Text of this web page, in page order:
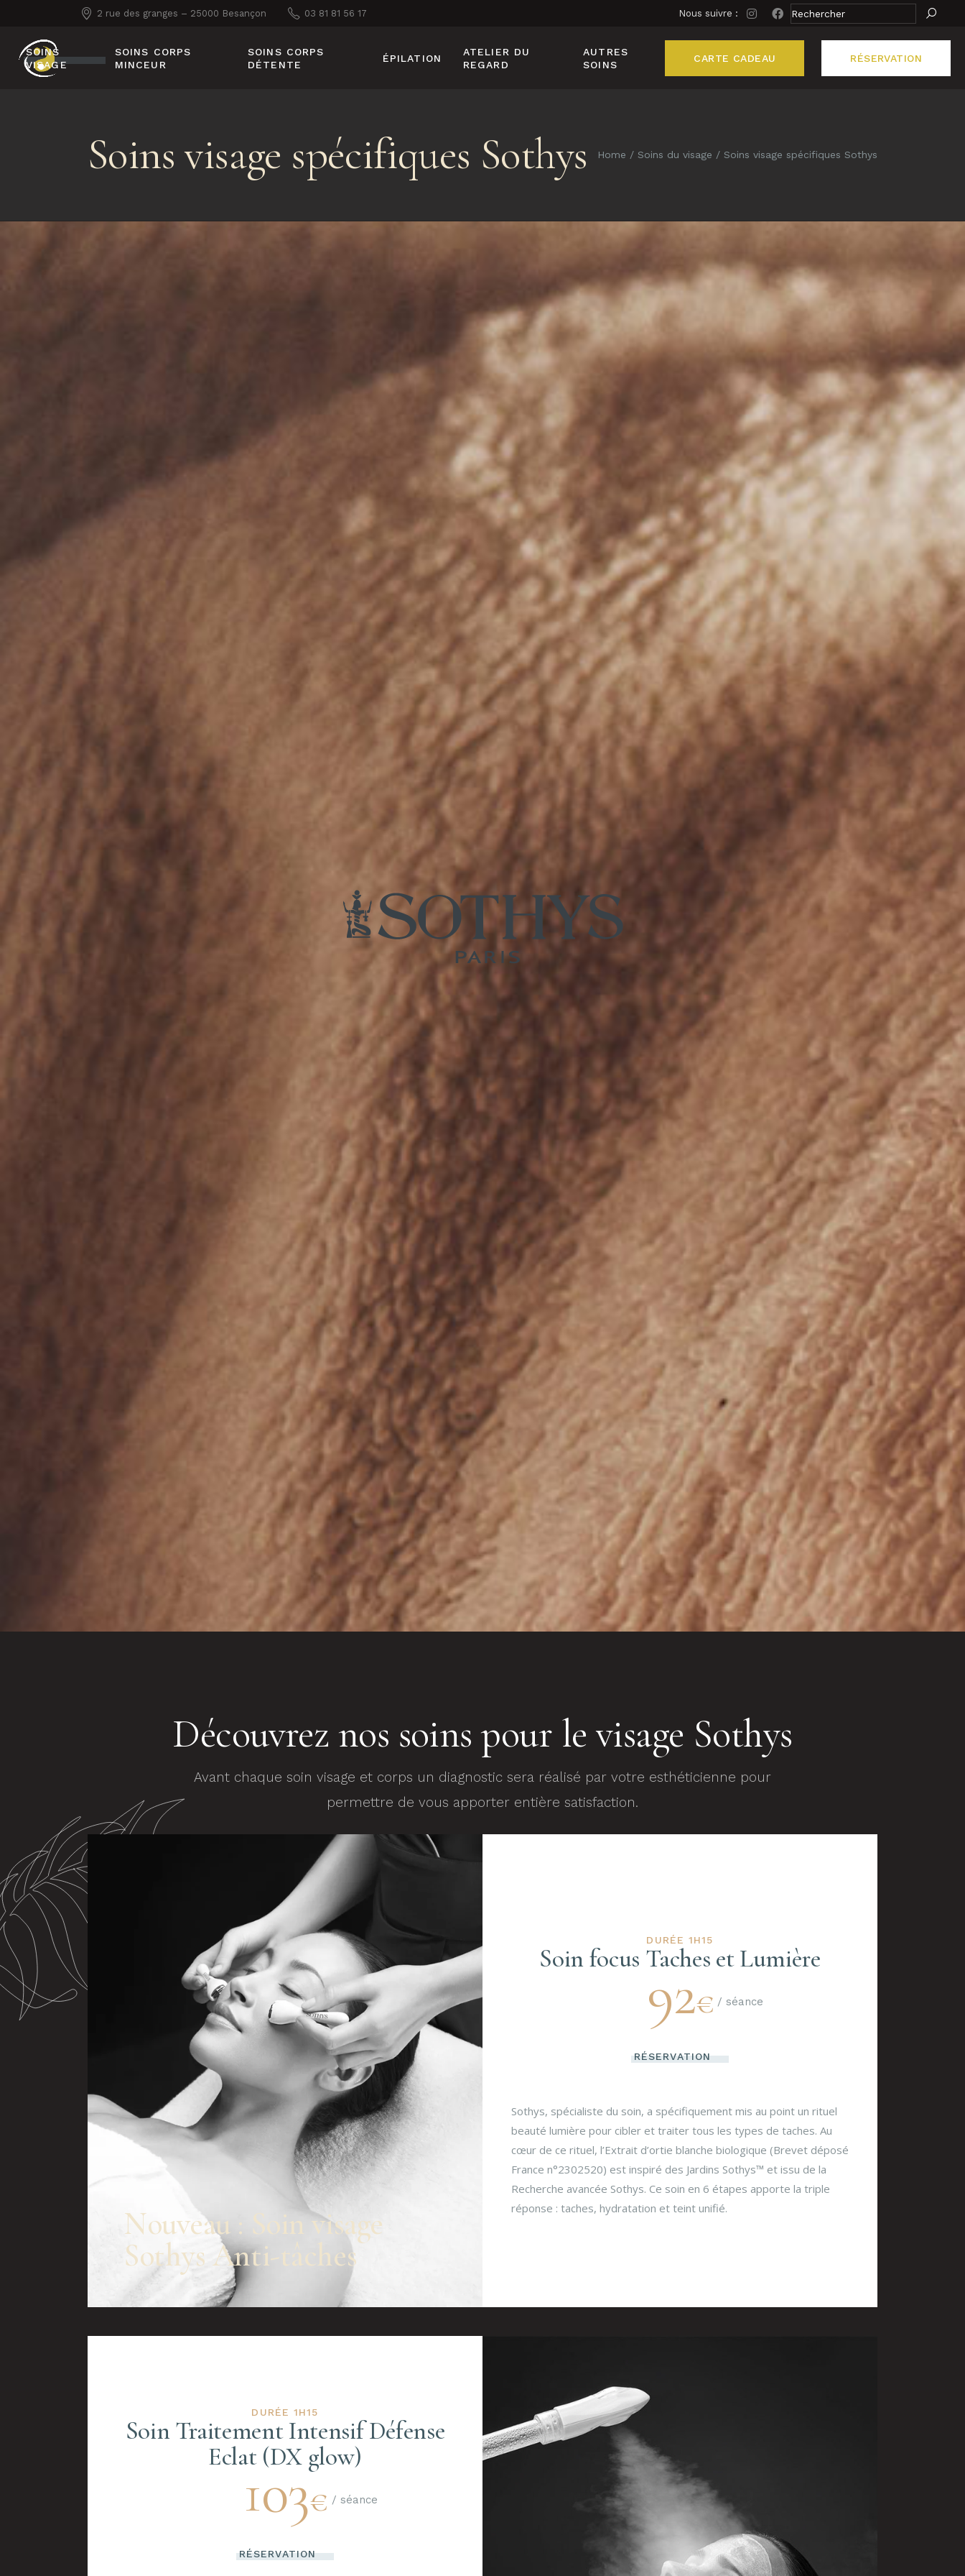
2 rue des granges – 25000 Besançon 03 81 81 56 17 Nous suivre :
SOINS
VISAGE
SOINS VISAGE
SPÉCIFIQUES SOINS
GUINOT
SOINS CORPS
MINCEUR
SOINS SPÉCIFIQUES
GUINOT
NOUVELLES
SOINS CORPS
DÉTENTE
ÉPILATION
EPILATION LUMIÈRE
PULSÉE
ATELIER DU
REGARD
AUTRES
SOINS
SOLARIUM
CARTE CADEAU RÉSERVATION
Soins visage spécifiques Sothys Home Soins du visage Soins visage spécifiques Sothys
Découvrez nos soins pour le visage Sothys
Avant chaque soin visage et corps un diagnostic sera réalisé par votre esthéticienne pour
permettre de vous apporter entière satisfaction.
Nouveau : Soin visage
Sothys Anti-tâches
DURÉE 1H15
Soin focus Taches et Lumière
€
92 / séance
RÉSERVATION
Sothys, spécialiste du soin, a spécifiquement mis au point un rituel
beauté lumière pour cibler et traiter tous les types de taches. Au
cœur de ce rituel, l’Extrait d’ortie blanche biologique (Brevet déposé
France n°2302520) est inspiré des Jardins Sothys™ et issu de la
Recherche avancée Sothys. Ce soin en 6 étapes apporte la triple
réponse : taches, hydratation et teint unifié.
DURÉE 1H15
Soin Traitement Intensif Défense
Eclat (DX glow)
€
103 / séance
RÉSERVATION